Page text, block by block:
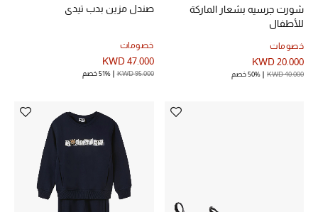
أحذية مختارة
تسوقوا الأحذية
شورت جرسيه بشعار الماركة
للأطفال
خصومات
KWD 20.000
KWD 40.000 50% خصم
صندل مزين بدب تيدي
خصومات
KWD 47.000
KWD 95.000 51% خصم